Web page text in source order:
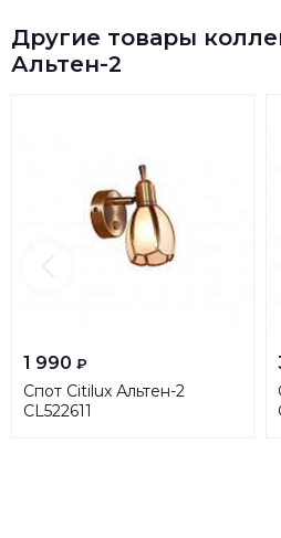
Другие товары
Альтен-2
1 990 ₽
Спот Citilux Альтен-2
CL522611